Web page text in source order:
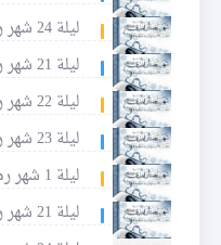
ليلة 24 شهر رمضان 1422 هجرية
ليلة 21 شهر رمضان 1424 هجرية (ليلة القدر)
ليلة 22 شهر رمضان 1424 هجرية
ليلة 23 شهر رمضان 1424 هجرية (ليلة القدر)
ليلة 1 شهر رمضان 1434 هجرية
ليلة 21 شهر رمضان 1425 هجرية (ليلة القدر)